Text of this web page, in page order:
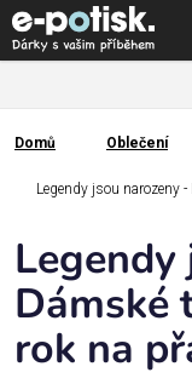
Přejít
na
obsah
Kategorie
Dárek
pro
Rodina
Domů
Domů Oblečení
Legendy jsou narozeny
Dámské
rok na